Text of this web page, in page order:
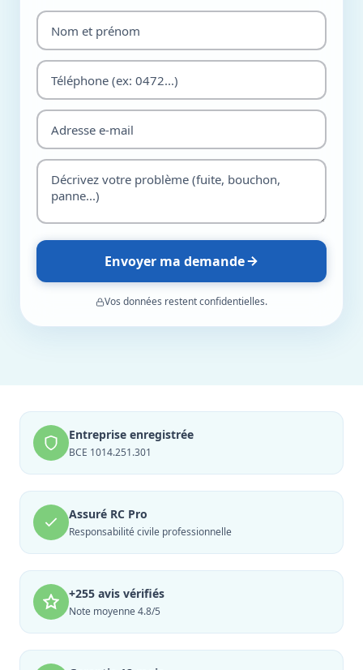
Envoyer ma demande
Vos données restent confidentielles.
Entreprise enregistrée
BCE 1014.251.301
Assuré RC Pro
Responsabilité civile professionnelle
+255 avis vérifiés
Note moyenne 4.8/5